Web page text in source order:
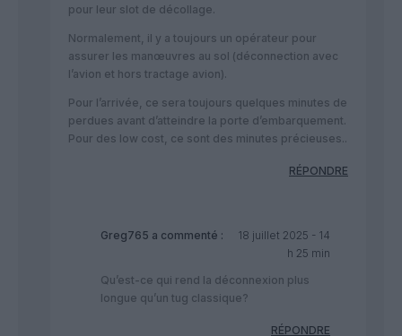
pour leur slot de décollage.
Normalement, il y a toujours un opérateur pour
assurer les manœuvres au sol (déconnection avec
l’avion et hors tractage avion).
Pour l’arrivée, ce sera toujours quelques minutes de
perdues avant d’atteindre la porte d’embarquement.
Pour des low cost, ce sont des minutes précieuses..
RÉPONDRE
Greg765 a commenté :
18 juillet 2025 - 14
h 25 min
Qu’est-ce qui rend la déconnexion plus
longue qu’un tug classique?
RÉPONDRE